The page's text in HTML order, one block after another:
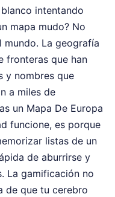
intentando
mapa mudo? No
mundo. La geografía
fronteras que han
y nombres que
a miles de
un Mapa De Europa
funcione, es porque
listas de un
de aburrirse y
La gamificación no
de que tu cerebro